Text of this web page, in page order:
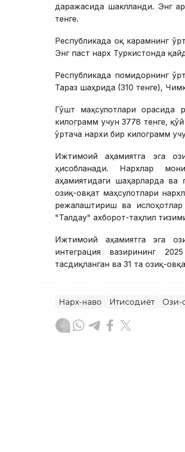
даражасида шаклланди. Энг
тенге.
Республикада оқ карамнинг
Энг паст нарх Туркистонда
Республикада помидорнинг
Тараз шаҳрида (310 тенге),
Гўшт маҳсулотлари орасида
килограмм учун 3778 тенге,
ўртача нархи бир килограмм
Ижтимоий аҳамиятга эга
ҳисобланади. Нархлар
аҳамиятидаги шаҳарларда ва
озиқ-овқат маҳсулотлари
режалаштириш ва
"Талдау" ахборот-таҳлил
Ижтимоий аҳамиятга эга
интеграция вазирининг
тасдиқланган ва 31 та озиқ-
Нарх-наво Иқтисодиёт Озиқ-